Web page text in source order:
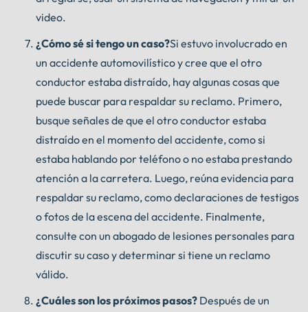
video.
¿Cómo sé si tengo un caso?Si estuvo involucrado en
un accidente automovilístico y cree que el otro
conductor estaba distraído, hay algunas cosas que
puede buscar para respaldar su reclamo. Primero,
busque señales de que el otro conductor estaba
distraído en el momento del accidente, como si
estaba hablando por teléfono o no estaba prestando
atención a la carretera. Luego, reúna evidencia para
respaldar su reclamo, como declaraciones de testigos
o fotos de la escena del accidente. Finalmente,
consulte con un abogado de lesiones personales para
discutir su caso y determinar si tiene un reclamo
válido.
¿Cuáles son los próximos pasos? Después de un